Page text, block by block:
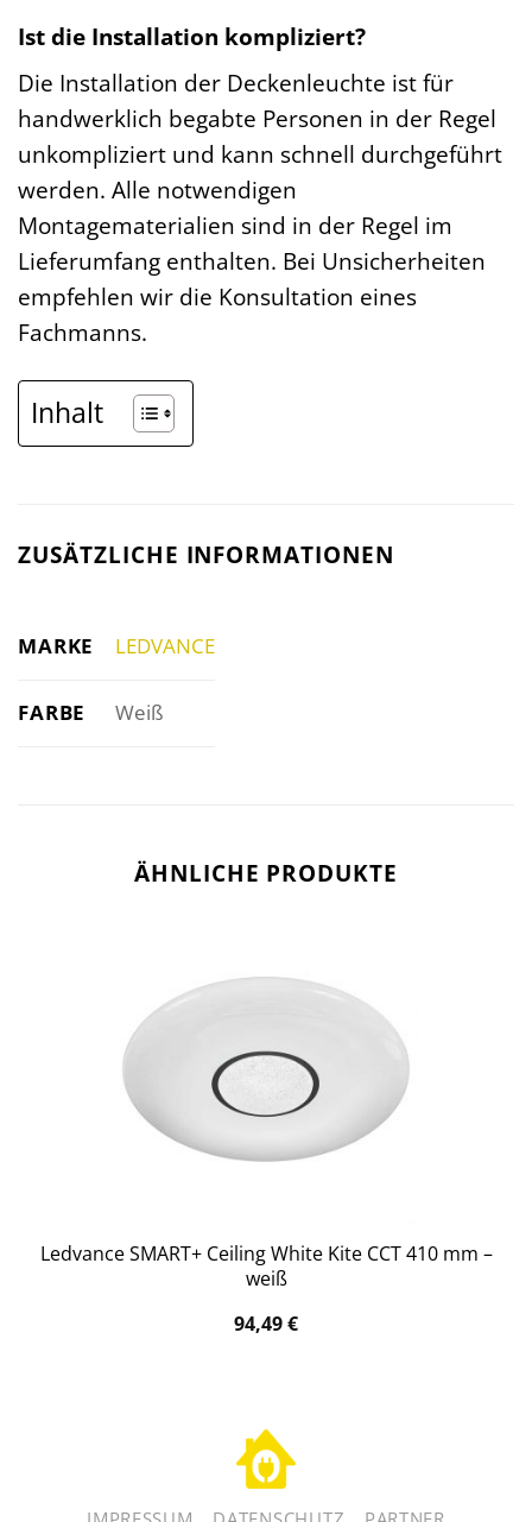
Ist die Installation kompliziert?
Die Installation der Deckenleuchte ist für
handwerklich begabte Personen in der Regel
unkompliziert und kann schnell durchgeführt
werden. Alle notwendigen
Montagematerialien sind in der Regel im
Lieferumfang enthalten. Bei Unsicherheiten
empfehlen wir die Konsultation eines
Fachmanns.
Inhalt
ZUSÄTZLICHE INFORMATIONEN
MARKE LEDVANCE
FARBE Weiß
ÄHNLICHE PRODUKTE
Ledvance SMART+ Ceiling White Kite CCT 410 mm –
weiß
94,49€